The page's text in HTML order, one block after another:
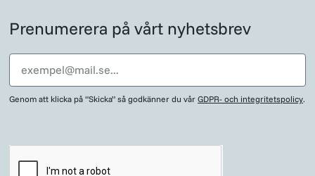
Genom att klicka på “Skicka” så godkänner du vår GDPR- och integritetspolicy.
Prenumerera på vårt nyhetsbrev